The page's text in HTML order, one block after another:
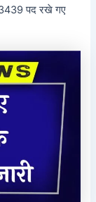
पद रखे गए